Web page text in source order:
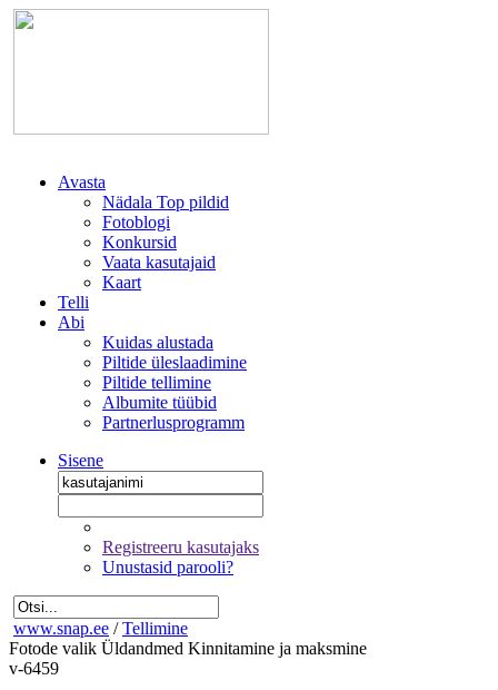
Avasta
Nädala Top pildid
Fotoblogi
Konkursid
Vaata kasutajaid
Kaart
Telli
Abi
Kuidas alustada
Piltide üleslaadimine
Piltide tellimine
Albumite tüübid
Partnerlusprogramm
Sisene
Registreeru kasutajaks
Unustasid parooli?
www.snap.ee / Tellimine
Fotode valik Üldandmed Kinnitamine ja maksmine
v-6459